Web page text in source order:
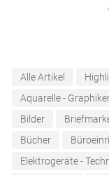
Alle Artikel
Aquarelle -
Bilder
Bücher
Elektrogeräte -